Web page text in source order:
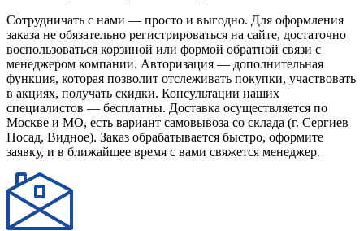
Сотрудничать с нами — просто и выгодно. Для оформления
заказа не обязательно регистрироваться на сайте, достаточно
воспользоваться корзиной или формой обратной связи с
менеджером компании. Авторизация — дополнительная
функция, которая позволит отслеживать покупки, участвовать
в акциях, получать скидки. Консультации наших
специалистов — бесплатны. Доставка осуществляется по
Москве и МО, есть вариант самовывоза со склада (г. Сергиев
Посад, Видное). Заказ обрабатывается быстро, оформите
заявку, и в ближайшее время с вами свяжется менеджер.